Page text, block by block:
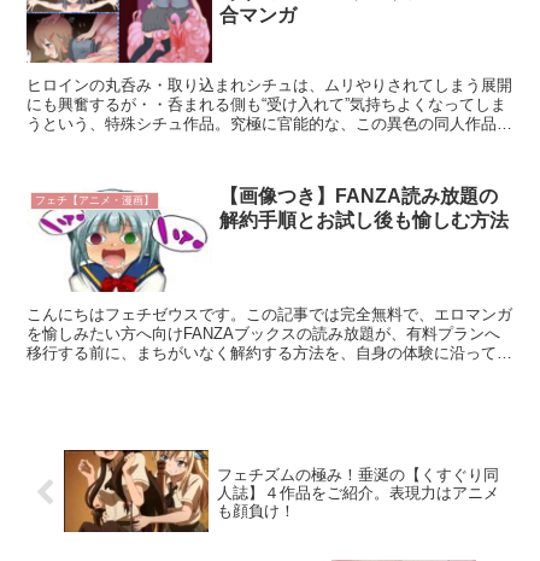
合マンガ
ヒロインの丸呑み・取り込まれシチュは、ムリやりされてしまう展開
にも興奮するが・・呑まれる側も“受け入れて”気持ちよくなってしま
うという、特殊シチュ作品。究極に官能的な、この異色の同人作品に
フェチ【アニメ・漫画】
【画像つき】FANZA読み放題の
解約手順とお試し後も愉しむ方法
こんにちはフェチゼウスです。この記事では完全無料で、エロマンガ
を愉しみたい方へ向けFANZAブックスの読み放題が、有料プランへ
移行する前に、まちがいなく解約する方法を、自身の体験に沿ってご
フェチズムの極み！垂涎の【くすぐり同
人誌】４作品をご紹介。表現力はアニメ
も顔負け！